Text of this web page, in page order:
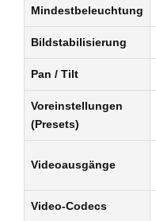
Mindestbeleuchtung
Bildstabilisierung
Pan / Tilt
Voreinstellungen
(Presets)
Videoausgänge
Video-Codecs